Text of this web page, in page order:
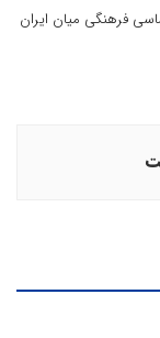
فرهنگی میان ایران